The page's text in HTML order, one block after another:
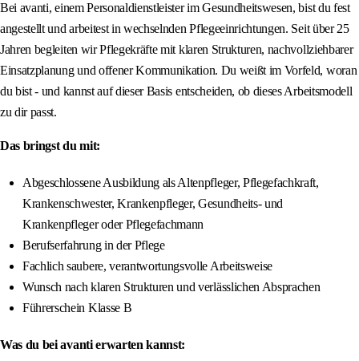
Bei avanti, einem Personaldienstleister im Gesundheitswesen, bist du fest
angestellt und arbeitest in wechselnden Pflegeeinrichtungen. Seit über 25
Jahren begleiten wir Pflegekräfte mit klaren Strukturen, nachvollziehbarer
Einsatzplanung und offener Kommunikation. Du weißt im Vorfeld, woran
du bist - und kannst auf dieser Basis entscheiden, ob dieses Arbeitsmodell
zu dir passt.
Das bringst du mit:
Abgeschlossene Ausbildung als Altenpfleger, Pflegefachkraft,
Krankenschwester, Krankenpfleger, Gesundheits- und
Krankenpfleger oder Pflegefachmann
Berufserfahrung in der Pflege
Fachlich saubere, verantwortungsvolle Arbeitsweise
Wunsch nach klaren Strukturen und verlässlichen Absprachen
Führerschein Klasse B
Was du bei avanti erwarten kannst: